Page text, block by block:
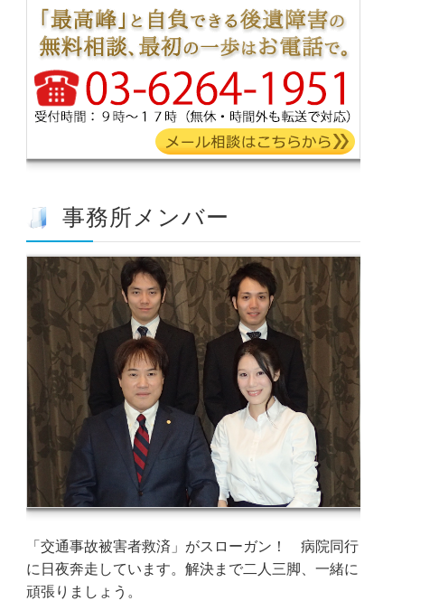
事務所メンバー
「交通事故被害者救済」がスローガン！ 病院同行
に日夜奔走しています。解決まで二人三脚、一緒に
頑張りましょう。